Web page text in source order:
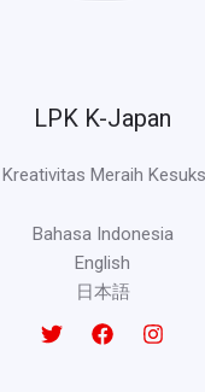
LPK K-Japan
Meraih
Bahasa Indonesia
English
日本語